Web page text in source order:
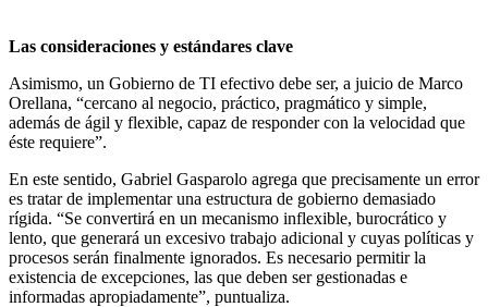
Las consideraciones y estándares clave
Asimismo, un Gobierno de TI efectivo debe ser, a juicio de Marco
Orellana, “cercano al negocio, práctico, pragmático y simple,
además de ágil y flexible, capaz de responder con la velocidad que
éste requiere”.
En este sentido, Gabriel Gasparolo agrega que precisamente un error
es tratar de implementar una estructura de gobierno demasiado
rígida. “Se convertirá en un mecanismo inflexible, burocrático y
lento, que generará un excesivo trabajo adicional y cuyas políticas y
procesos serán finalmente ignorados. Es necesario permitir la
existencia de excepciones, las que deben ser gestionadas e
informadas apropiadamente”, puntualiza.